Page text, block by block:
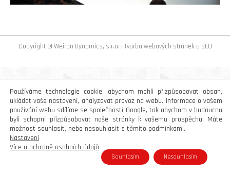
Copyright © Weiron Dynamics, s.r.o. | Tvorba webových stráneka SEO
Používáme technologie cookie, abychom mohli přizpůsobovat obsah,
ukládat vaše nastavení, analyzovat provoz na webu. Informace o vašem
používání webu sdílíme se společností Google, tak abychom v budoucnu
byli schopni přizpůsobovat naše stránky k vašemu prospěchu. Máte
možnost souhlasit, nebo nesouhlasit s těmito podmínkami.
Nastavení
Více o ochraně osobních údajů
Souhlasím Nesouhlasím